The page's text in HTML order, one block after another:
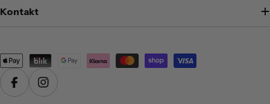
Kontakt
Metody
płatności
FacebookInstagram